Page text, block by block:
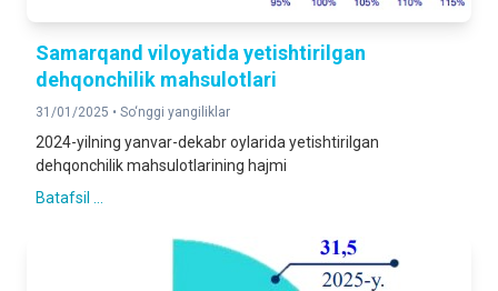
Samarqand viloyatida yetishtirilgan
dehqonchilik mahsulotlari
31/01/2025 • So‘nggi yangiliklar
2024-yilning yanvar-dekabr oylarida yetishtirilgan
dehqonchilik mahsulotlarining hajmi
Batafsil ...